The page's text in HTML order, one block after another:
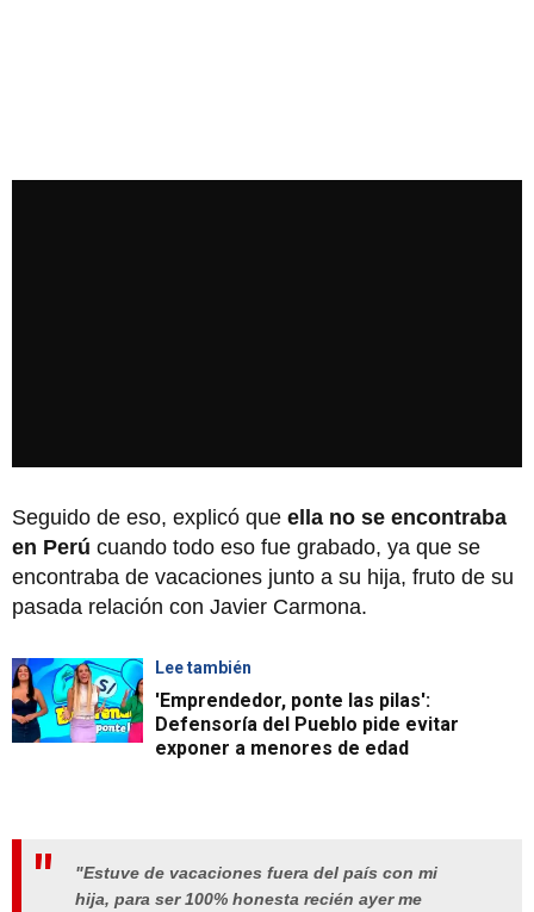
Seguido de eso, explicó que ella no se encontraba
en Perú cuando todo eso fue grabado, ya que se
encontraba de vacaciones junto a su hija, fruto de su
pasada relación con Javier Carmona.
Lee también
'Emprendedor, ponte las pilas':
Defensoría del Pueblo pide evitar
exponer a menores de edad
"Estuve de vacaciones fuera del país con mi
hija, para ser 100% honesta recién ayer me